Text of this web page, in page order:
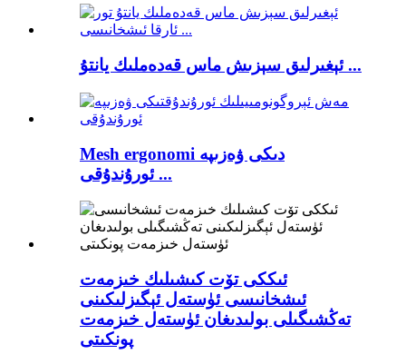
ئېغىرلىق سېزىش ماس قەدەملىك يانتۇ ...
Mesh ergonomi دىكى ۋەزىپە
ئورۇندۇقى ...
ئىككى تۆت كىشىلىك خىزمەت
ئىشخانىسى ئۈستەل ئېگىزلىكىنى
تەڭشىگىلى بولىدىغان ئۈستەل خىزمەت
پونكىتى